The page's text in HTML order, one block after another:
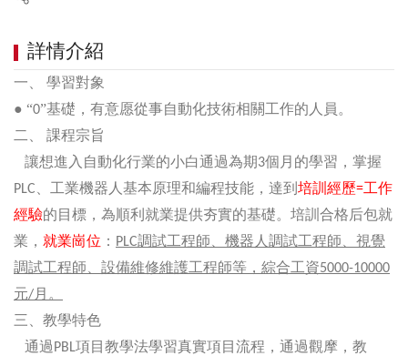
詳情介紹
一、
學習對象
● “0”基礎，有意愿從事自動化技術相關工作的人員。
二、
課程宗旨
讓想進入自動化行業的小白通過為期3個月的學習，掌握
PLC 、工業機器人基本原理和編程技能，達到 培訓經歷=工作
經驗的目標，為順利就業提供夯實的基礎。培訓合格后包就
業， 就業崗位 ： PLC調試工程師、機器人調試工程師、視覺
調試工程師、設備維修維護工程師等，綜合工資5000-10000
元/月。
三、教學特色
通過 PBL項目教學法學習真實項目流程，通過觀摩，教